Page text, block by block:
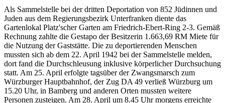
Als Sammelstelle bei der dritten Deportation von 852 Jüdinnen und
Juden aus dem Regierungsbezirk Unterfranken diente das
Gartenlokal Platz'scher Garten am Friedrich-Ebert-Ring 2-3. Gemäß
Rechnung zahlte die Gestapo der Besitzerin 1.663,69 RM Miete für
die Nutzung der Gaststätte. Die zu deportierenden Menschen
mussten sich ab dem 22. April 1942 bei der Sammelstelle melden,
dort fand die Durchschleusung inklusive körperlicher Durchsuchung
statt. Am 25. April erfolgte tagsüber der Zwangsmarsch zum
Würzburger Hauptbahnhof, der Zug DA 49 verließ Würzburg um
15.20 Uhr, in Bamberg und anderen Orten mussten weitere
Personen zusteigen. Am 28. April um 8.45 Uhr morgens erreichte